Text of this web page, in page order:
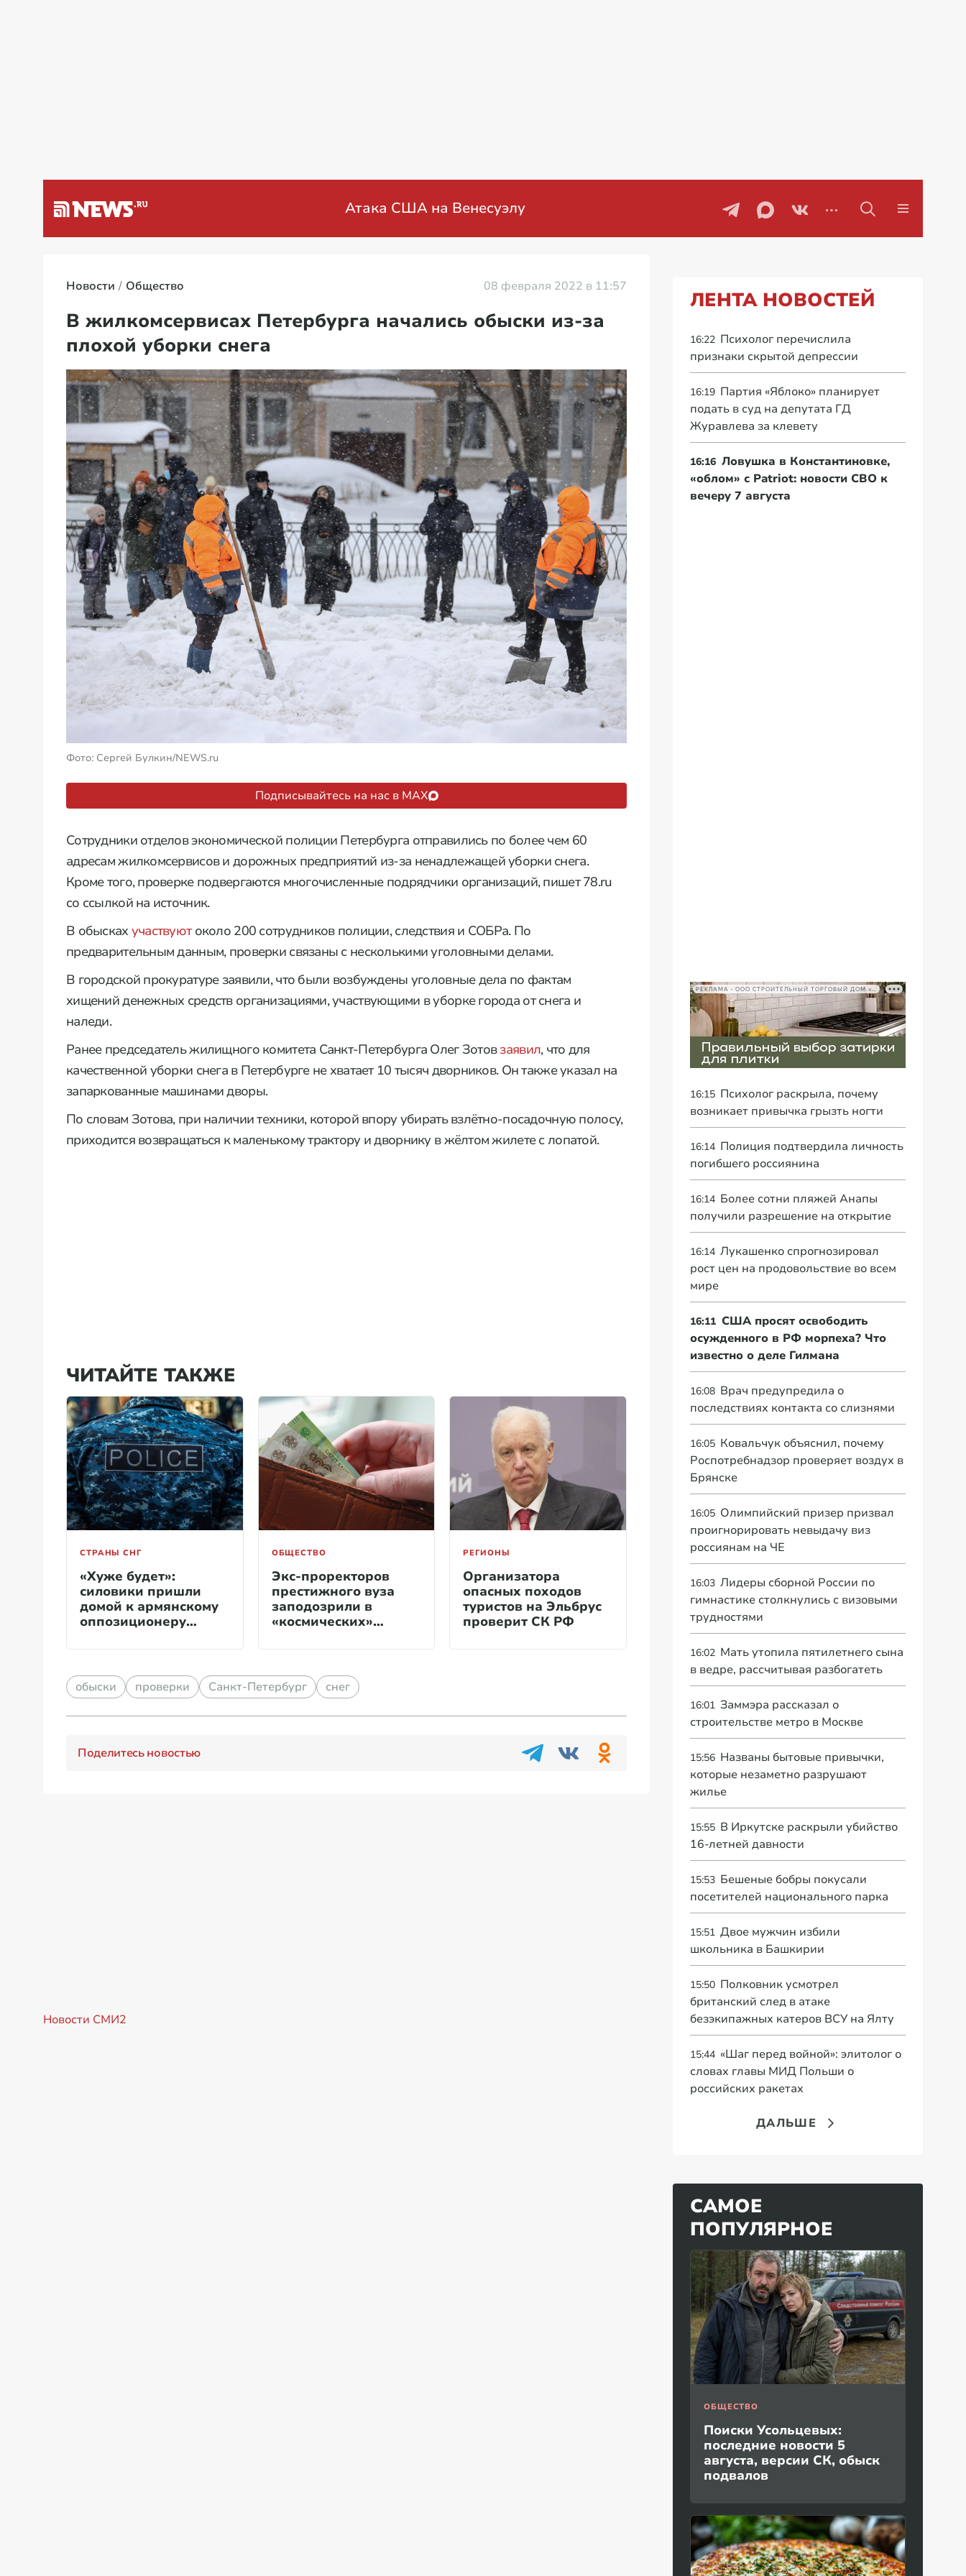
Специальная военная операция на Украине: мирные переговоры Проблемы с бензином в
Новости Общество 08 февраля 2022 в 11:57
В жилкомсервисах Петербурга начались обыски из-за
плохой уборки снега
Фото: Сергей Булкин/NEWS.ru
Подписывайтесь на нас в MAX
Сотрудники отделов экономической полиции Петербурга отправились по более чем 60
адресам жилкомсервисов и дорожных предприятий из-за ненадлежащей уборки снега.
Кроме того, проверке подвергаются многочисленные подрядчики организаций, пишет 78.ru
со ссылкой на источник.
В обысках участвуютоколо 200 сотрудников полиции, следствия и СОБРа. По
предварительным данным, проверки связаны с несколькими уголовными делами.
В городской прокуратуре заявили, что были возбуждены уголовные дела по фактам
хищений денежных средств организациями, участвующими в уборке города от снега и
наледи.
Ранее председатель жилищного комитета Санкт-Петербурга Олег Зотовзаявил, что для
качественной уборки снега в Петербурге не хватает 10 тысяч дворников. Он также указал на
запаркованные машинами дворы.
По словам Зотова, при наличии техники, которой впору убирать взлётно-посадочную полосу,
приходится возвращаться к маленькому трактору и дворнику в жёлтом жилете с лопатой.
ЧИТАЙТЕ ТАКЖЕ
СТРАНЫ СНГ
«Хуже будет»:
силовики пришли
домой к армянскому
оппозиционеру
ОБЩЕСТВО
Экс-проректоров
престижного вуза
заподозрили в
«космических»
РЕГИОНЫ
Организатора
опасных походов
туристов на Эльбрус
проверит СК РФ
обыски проверки Санкт-Петербург снег
Поделитесь новостью
Новости СМИ2
ЛЕНТА НОВОСТЕЙ
16:22 Психолог перечислила
признаки скрытой депрессии
16:19 Партия «Яблоко» планирует
подать в суд на депутата ГД
Журавлева за клевету
16:16 Ловушка в Константиновке,
«облом» с Patriot: новости СВО к
вечеру 7 августа
16:15 Психолог раскрыла, почему
возникает привычка грызть ногти
16:14 Полиция подтвердила личность
погибшего россиянина
16:14 Более сотни пляжей Анапы
получили разрешение на открытие
16:14 Лукашенко спрогнозировал
рост цен на продовольствие во всем
мире
16:11 США просят освободить
осужденного в РФ морпеха? Что
известно о деле Гилмана
16:08 Врач предупредила о
последствиях контакта со слизнями
16:05 Ковальчук объяснил, почему
Роспотребнадзор проверяет воздух в
Брянске
16:05 Олимпийский призер призвал
проигнорировать невыдачу виз
россиянам на ЧЕ
16:03 Лидеры сборной России по
гимнастике столкнулись с визовыми
трудностями
16:02 Мать утопила пятилетнего сына
в ведре, рассчитывая разбогатеть
16:01 Заммэра рассказал о
строительстве метро в Москве
15:56 Названы бытовые привычки,
которые незаметно разрушают
жилье
15:55 В Иркутске раскрыли убийство
16-летней давности
15:53 Бешеные бобры покусали
посетителей национального парка
15:51 Двое мужчин избили
школьника в Башкирии
15:50 Полковник усмотрел
британский след в атаке
безэкипажных катеров ВСУ на Ялту
15:44 «Шаг перед войной»: элитолог о
словах главы МИД Польши о
российских ракетах
ДАЛЬШЕ
САМОЕ
ПОПУЛЯРНОЕ
ОБЩЕСТВО
Поиски Усольцевых:
последние новости 5
августа, версии СК, обыск
подвалов